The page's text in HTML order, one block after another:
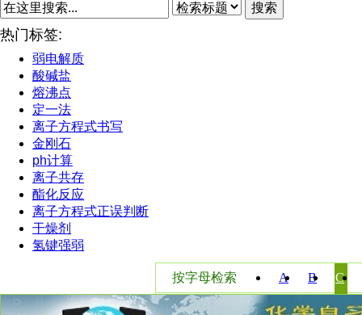
搜索
热门标签:
弱电解质
酸碱盐
熔沸点
定一法
离子方程式书写
金刚石
ph计算
离子共存
酯化反应
离子方程式正误判断
干燥剂
氢键强弱
按字母检索 A B C